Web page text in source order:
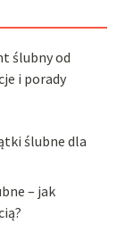
ślubny od
i porady
ślubne dla
– jak